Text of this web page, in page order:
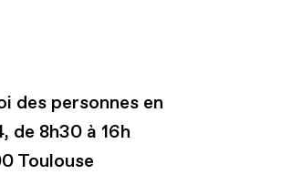
des personnes en
de 8h30 à 16h
Toulouse